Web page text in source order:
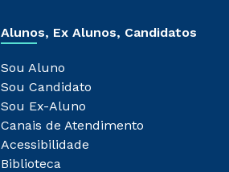
Alunos, Ex Alunos, Candidatos
Sou Aluno
Sou Candidato
Sou Ex-Aluno
Canais de Atendimento
Acessibilidade
Biblioteca